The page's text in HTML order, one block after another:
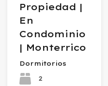
Propiedad |
En
Condominio
| Monterrico
Dormitorios
2